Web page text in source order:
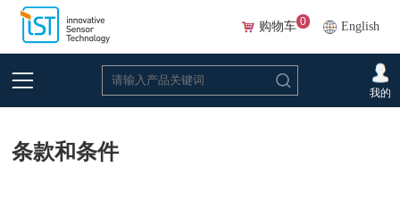
English
购物车 0
我的
首页 其他文档 > 条款和条件
条款和条件